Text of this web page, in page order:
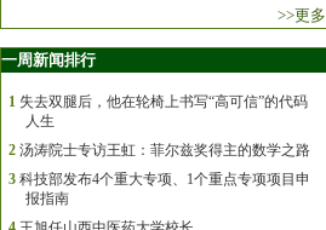
>>更多
一周新闻排行
1 失去双腿后，他在轮椅上书写“高可信”的代码
人生
2 汤涛院士专访王虹：菲尔兹奖得主的数学之路
3 科技部发布4个重大专项、1个重点专项项目申
报指南